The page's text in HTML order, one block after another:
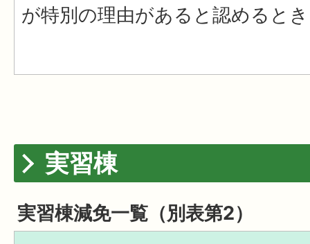
が特別の理由があると認めるとき
実習棟
実習棟減免一覧（別表第2）